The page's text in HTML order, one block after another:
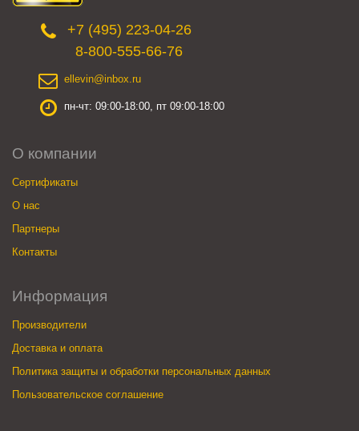
+7 (495) 223-04-26
8-800-555-66-76
ellevin@inbox.ru
пн-чт: 09:00-18:00, пт 09:00-18:00
О компании
Сертификаты
О нас
Партнеры
Контакты
Информация
Производители
Доставка и оплата
Политика защиты и обработки персональных данных
Пользовательское соглашение